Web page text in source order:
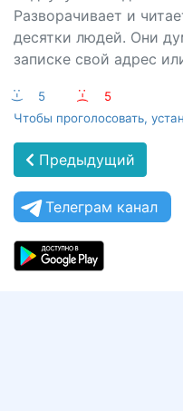
Разворачивает и
десятки людей. Они
записке свой адрес
:-) 5 :-(
5
Чтобы проголосовать,
Предыдущий
Телеграм канал